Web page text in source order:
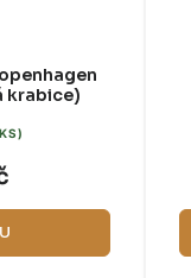
krabice)